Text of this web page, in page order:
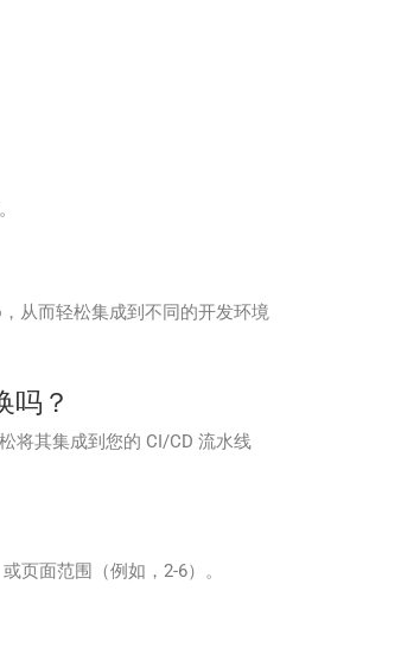
从而轻松集成到不同的开发环境
吗？
将其集成到您的 CI/CD 流水线
页面范围（例如，2-6）。